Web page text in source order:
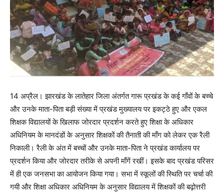
14 अप्रैल। झारखंड के लातेहार जिला अंतर्गत गारू प्रखंड के कई गाँवों के बच्चे
और उनके माता-पिता बड़ी संख्या में प्रखंड मुख्यालय पर इकट्ठे हुए और एकल
शिक्षक विद्यालयों के खिलाफ जोरदार प्रदर्शन करते हुए शिक्षा के अधिकार
अधिनियम के मानदंडों के अनुसार शिक्षकों की तैनाती की माँग को लेकर एक रैली
निकाली। रैली के अंत में बच्चों और उनके माता-पिता ने प्रखंड कार्यालय पर
प्रदर्शन किया और जोरदार तरीके से अपनी माँगें रखीं। इसके बाद प्रखंड परिसर
में ही एक जनसभा का आयोजन किया गया। सभा में स्कूलों की स्थिति पर चर्चा की
गयी और शिक्षा अधिकार अधिनियम के अनुसार विद्यालय में शिक्षकों की बढ़ोत्तरी